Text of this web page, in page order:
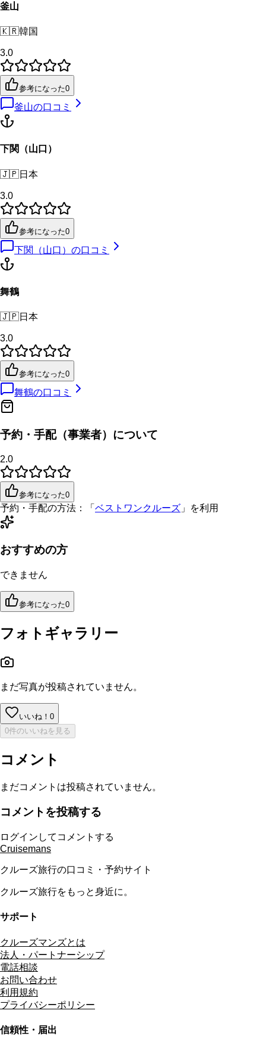
釜山
🇰🇷韓国
3.0
参考になった0
釜山の口コミ
下関（山口）
🇯🇵日本
3.0
参考になった0
下関（山口） の口コミ
舞鶴
🇯🇵日本
3.0
参考になった0
舞鶴の口コミ
予約・手配（事業者）について
2.0
参考になった0
予約・手配の方法： 「 ベストワンクルーズ 」を利用
おすすめの方
できません
参考になった0
フォトギャラリー
まだ写真が投稿されていません。
いいね！ 0
0件のいいねを見る
コメント
まだコメントは投稿されていません。
コメントを投稿する
ログインしてコメントする
Cruisemans
クルーズ旅行の口コミ・予約サイト
クルーズ旅行をもっと身近に。
サポート
クルーズマンズとは
法人・パートナーシップ
電話相談
お問い合わせ
利用規約
プライバシーポリシー
信頼性・届出